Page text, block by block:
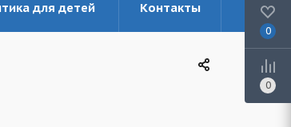
для детей Контакты
0
0